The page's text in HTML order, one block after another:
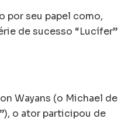
por seu papel como,
de sucesso “Lucífer”
Wayans (o Michael de
o ator participou de